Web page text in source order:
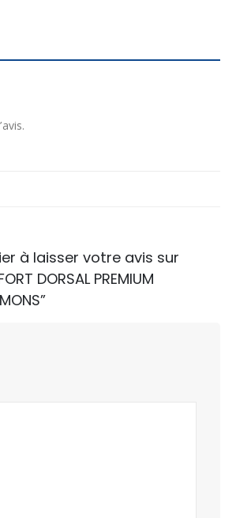
à laisser votre avis sur
DORSAL PREMIUM